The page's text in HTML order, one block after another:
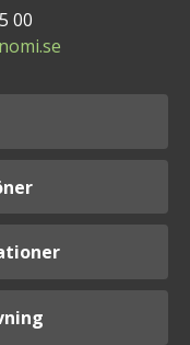
00